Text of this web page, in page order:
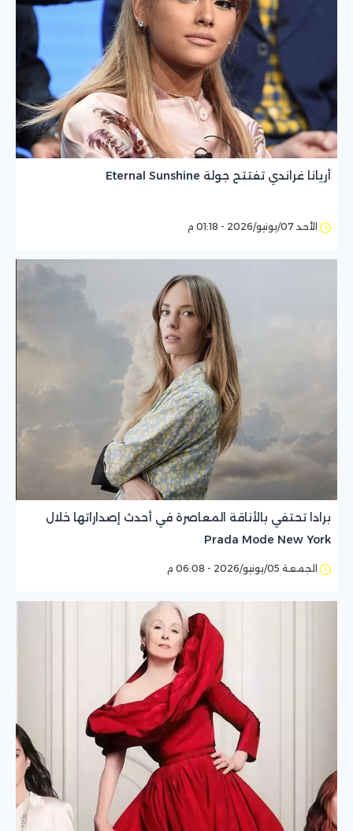
أريانا غراندي تفتتح جولة Eternal Sunshine
الأحد 07/يونيو/2026 - 01:18 م
برادا تحتفي بالأناقة المعاصرة في أحدث إصداراتها خلال
Prada Mode New York
الجمعة 05/يونيو/2026 - 06:08 م